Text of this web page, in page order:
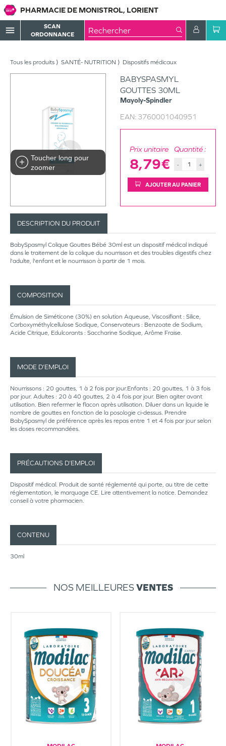
PHARMACIE DE MONISTROL, LORIENT
menu
SCAN
ORDONNANCE
Tous les produits SANTÉ- NUTRITION Dispositifs médicaux
Toucher long pour
zoomer
BABYSPASMYL
GOUTTES 30ML
Mayoly-Spindler
EAN: 3760001040951
Prix unitaire
8,79€
Quantité :
- +
AJOUTER AU PANIER
DESCRIPTION DU PRODUIT
BabySpasmyl Colique Gouttes Bébé 30ml est un dispositif médical indiqué
dans le traitement de la colique du nourrisson et des troubles digestifs chez
l'adulte, l'enfant et le nourrisson à partir de 1 mois.
COMPOSITION
Émulsion de Siméticone (30%) en solution Aqueuse, Viscosifiant : Silice,
Carboxyméthylcellulose Sodique, Conservateurs : Benzoate de Sodium,
Acide Citrique, Edulcorants : Saccharine Sodique, Arôme Fraise.
MODE D’EMPLOI
Nourrissons : 20 gouttes, 1 à 2 fois par jour.Enfants : 20 gouttes, 1 à 3 fois
par jour. Adultes : 20 à 40 gouttes, 2 à 4 fois par jour. Bien agiter avant
utilisation. Bien refermer le flacon après utilisation. Diluer dans un liquide le
nombre de gouttes en fonction de la posologie ci-dessus. Prendre
BabySpasmyl de préférence après les repas entre 1 et 4 fois par jour selon
les doses recommandées.
PRÉCAUTIONS D’EMPLOI
Dispositif médical. Produit de santé réglementé qui porte, au titre de cette
réglementation, le marquage CE. Lire attentivement la notice. Demandez
conseil à votre pharmacien.
CONTENU
30ml
NOS MEILLEURESVENTES